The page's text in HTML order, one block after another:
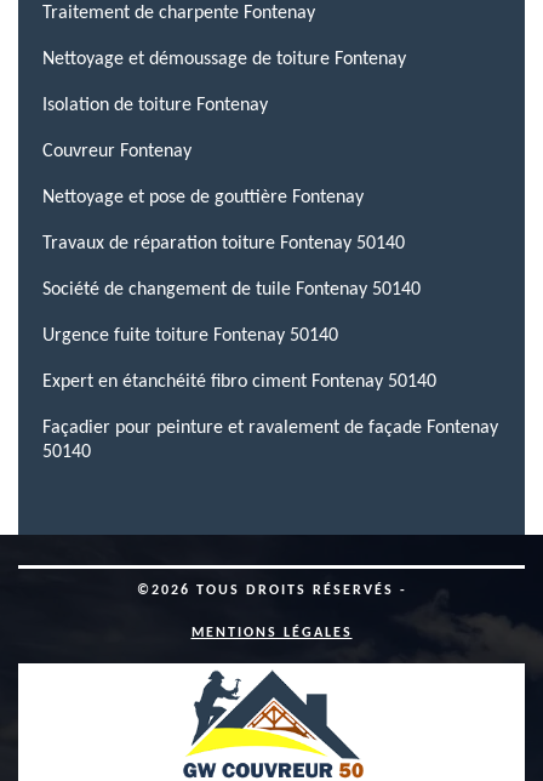
Traitement de charpente Fontenay
Nettoyage et démoussage de toiture Fontenay
Isolation de toiture Fontenay
Couvreur Fontenay
Nettoyage et pose de gouttière Fontenay
Travaux de réparation toiture Fontenay 50140
Société de changement de tuile Fontenay 50140
Urgence fuite toiture Fontenay 50140
Expert en étanchéité fibro ciment Fontenay 50140
Façadier pour peinture et ravalement de façade Fontenay
50140
©2026 TOUS DROITS RÉSERVÉS -
MENTIONS LÉGALES